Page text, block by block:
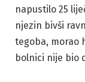
napustilo 25
njezin bivši
tegoba, morao
bolnici nije bio